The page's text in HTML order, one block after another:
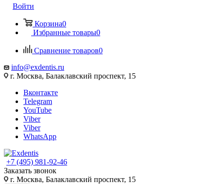
Войти
Корзина0
Избранные товары0
Сравнение товаров0
info@exdentis.ru
г. Москва, Балаклавский проспект, 15
Вконтакте
Telegram
YouTube
Viber
Viber
WhatsApp
+7 (495) 981-92-46
Заказать звонок
г. Москва, Балаклавский проспект, 15